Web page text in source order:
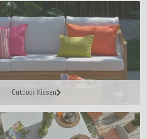
Outdoor Kissen